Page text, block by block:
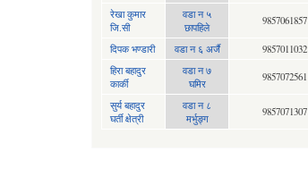
रेखा कुमार
जि.सी
वडा न ५
छापहिले
9857061857
दिपक भण्डारी वडा न ६ अर्जै
9857011032
हिरा बहादुर
कार्की
वडा न ७
घमिर
9857072561
सुर्य बहादुर
घर्ती क्षेत्री
वडा न ८
मर्भुङ्ग
9857071307